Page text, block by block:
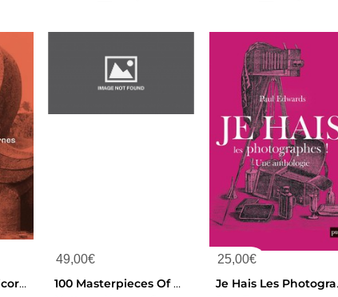
De Chimeres En Licornes
49,00€
100 Masterpieces Of Photography. Pinault Collection
25,00€
Je